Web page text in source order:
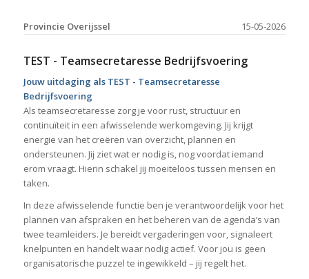
15-05-2026
Provincie Overijssel
TEST - Teamsecretaresse Bedrijfsvoering
Jouw uitdaging als TEST - Teamsecretaresse
Bedrijfsvoering
Als teamsecretaresse zorg je voor rust, structuur en
continuïteit in een afwisselende werkomgeving. Jij krijgt
energie van het creëren van overzicht, plannen en
ondersteunen. Jij ziet wat er nodig is, nog voordat iemand
erom vraagt. Hierin schakel jij moeiteloos tussen mensen en
taken.
In deze afwisselende functie ben je verantwoordelijk voor het
plannen van afspraken en het beheren van de agenda’s van
twee teamleiders. Je bereidt vergaderingen voor, signaleert
knelpunten en handelt waar nodig actief. Voor jou is geen
organisatorische puzzel te ingewikkeld – jij regelt het.